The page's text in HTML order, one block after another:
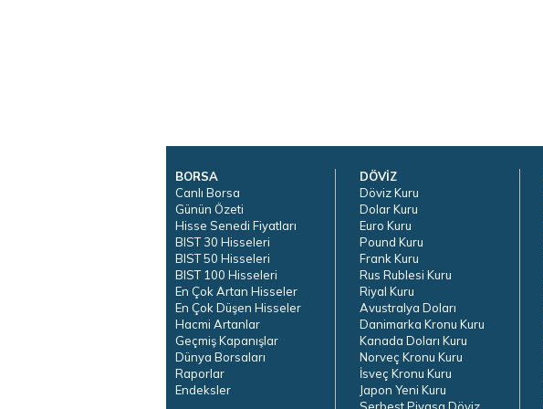
BORSA
Canlı Borsa
Günün Özeti
Hisse Senedi Fiyatları
BIST 30 Hisseleri
BIST 50 Hisseleri
BIST 100 Hisseleri
En Çok Artan Hisseler
En Çok Düşen Hisseler
Hacmi Artanlar
Geçmiş Kapanışlar
Dünya Borsaları
Raporlar
Endeksler
DÖVİZ
Döviz Kuru
Dolar Kuru
Euro Kuru
Pound Kuru
Frank Kuru
Rus Rublesi Kuru
Riyal Kuru
Avustralya Doları
Danimarka Kronu Kuru
Kanada Doları Kuru
Norveç Kronu Kuru
İsveç Kronu Kuru
Japon Yeni Kuru
Serbest Piyasa Döviz